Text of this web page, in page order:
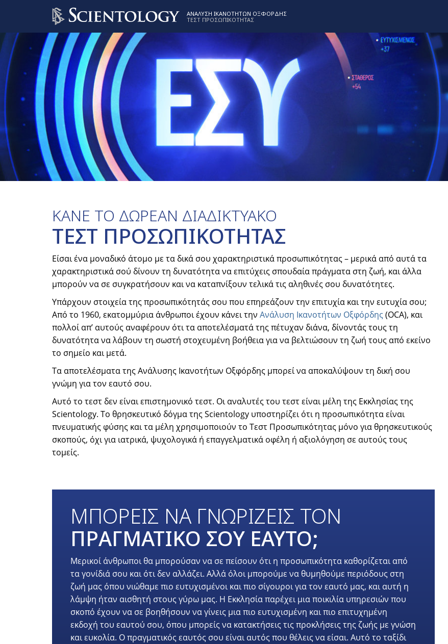
ΑΝΑΛΥΣΗ ΙΚΑΝΟΤΗΤΩΝ ΟΞΦΟΡΔΗΣ
ΤΕΣΤ ΠΡΟΣΩΠΙΚΟΤΗΤΑΣ
ΚΑΝΕ ΤΟ ΔΩΡΕΑΝ ΔΙΑΔΙΚΤΥΑΚΟ
ΤΕΣΤ ΠΡΟΣΩΠΙΚΟΤΗΤΑΣ
Είσαι ένα μοναδικό άτομο με τα δικά σου χαρακτηριστικά προσωπικότητας – μερικά από αυτά τα
χαρακτηριστικά σού δίνουν τη δυνατότητα να επιτύχεις σπουδαία πράγματα στη ζωή, και άλλα
μπορούν να σε συγκρατήσουν και να καταπνίξουν τελικά τις αληθινές σου δυνατότητες.
Υπάρχουν στοιχεία της προσωπικότητάς σου που επηρεάζουν την επιτυχία και την ευτυχία σου;
Από το 1960, εκατομμύρια άνθρωποι έχουν κάνει την Ανάλυση Ικανοτήτων Οξφόρδης (OCA), και
πολλοί απ’ αυτούς αναφέρουν ότι τα αποτελέσματά της πέτυχαν διάνα, δίνοντάς τους τη
δυνατότητα να λάβουν τη σωστή στοχευμένη βοήθεια για να βελτιώσουν τη ζωή τους από εκείνο
το σημείο και μετά.
Τα αποτελέσματα της Ανάλυσης Ικανοτήτων Οξφόρδης μπορεί να αποκαλύψουν τη δική σου
γνώμη για τον εαυτό σου.
Αυτό το τεστ δεν είναι επιστημονικό τεστ. Οι αναλυτές του τεστ είναι μέλη της Εκκλησίας της
Scientology. Το θρησκευτικό δόγμα της Scientology υποστηρίζει ότι η προσωπικότητα είναι
πνευματικής φύσης και τα μέλη χρησιμοποιούν το Τεστ Προσωπικότητας μόνο για θρησκευτικούς
σκοπούς, όχι για ιατρικά, ψυχολογικά ή επαγγελματικά οφέλη ή αξιολόγηση σε αυτούς τους
τομείς.
ΜΠΟΡΕΙΣ ΝΑ ΓΝΩΡΙΖΕΙΣ ΤΟΝ
ΠΡΑΓΜΑΤΙΚΟ ΣΟΥ ΕΑΥΤΟ;
Μερικοί άνθρωποι θα μπορούσαν να σε πείσουν ότι η προσωπικότητα καθορίζεται από
τα γονίδιά σου και ότι δεν αλλάζει. Αλλά όλοι μπορούμε να θυμηθούμε περιόδους στη
ζωή μας όπου νιώθαμε πιο ευτυχισμένοι και πιο σίγουροι για τον εαυτό μας, και αυτή η
λάμψη ήταν αισθητή στους γύρω μας. Η Εκκλησία παρέχει μια ποικιλία υπηρεσιών που
σκοπό έχουν να σε βοηθήσουν να γίνεις μια πιο ευτυχισμένη και πιο επιτυχημένη
εκδοχή του εαυτού σου, όπου μπορείς να κατακτήσεις τις προκλήσεις της ζωής με γνώση
και ευκολία. Ο πραγματικός εαυτός σου είναι αυτός που θέλεις να είσαι. Αυτό το ταξίδι